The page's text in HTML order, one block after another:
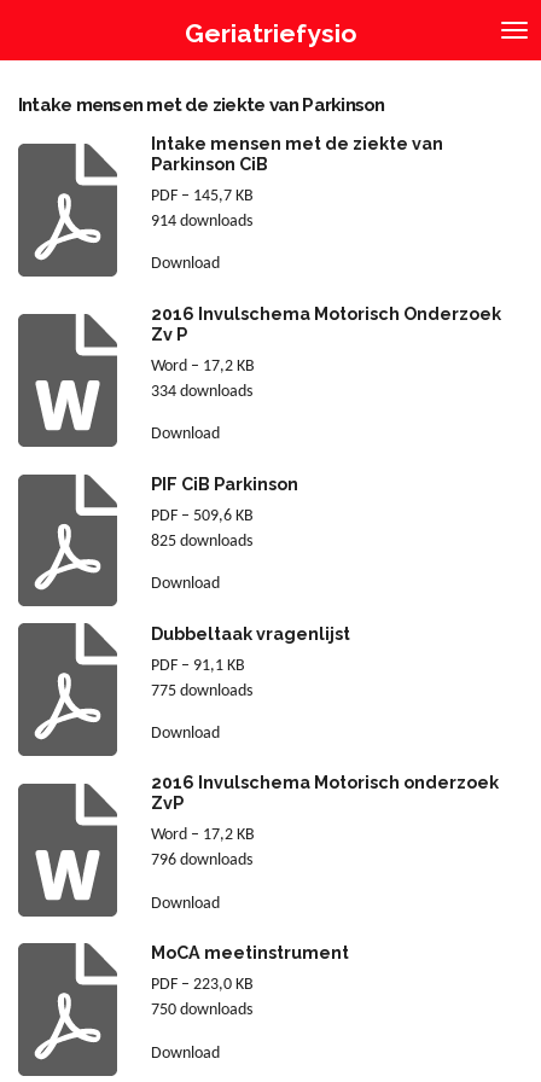
de
Geriatriefysio
Intake mensen met de ziekte van Parkinson
Intake mensen met de ziekte van
Parkinson CiB
PDF – 145,7 KB
914 downloads
Download
2016 Invulschema Motorisch Onderzoek
Zv P
Word – 17,2 KB
334 downloads
Download
PIF CiB Parkinson
PDF – 509,6 KB
825 downloads
Download
Dubbeltaak vragenlijst
PDF – 91,1 KB
775 downloads
Download
2016 Invulschema Motorisch onderzoek
ZvP
Word – 17,2 KB
796 downloads
Download
MoCA meetinstrument
PDF – 223,0 KB
750 downloads
Download